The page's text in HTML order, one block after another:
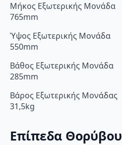
Μήκος Εξωτερικής Μονάδα
765mm
Ύψος Εξωτερικής Μονάδα
550mm
Βάθος Εξωτερικής Μονάδα
285mm
Βάρος Εξωτερικής Μονάδας
31,5kg
Επίπεδα Θορύβου